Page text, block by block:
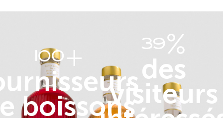
100+
boissons
39%
des
visiteurs